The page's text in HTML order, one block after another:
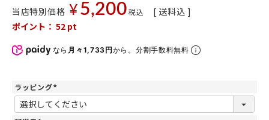
当店特別価格 ¥ 5,200 税込
送料込
ポイント： 52 pt
なら 月々1,733円から。分割手数料無料
ラッピング
(
必
須
)